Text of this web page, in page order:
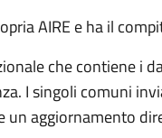
AIRE e ha il
che contiene i
I singoli comuni
un aggiornamento